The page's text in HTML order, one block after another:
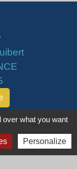
over what you want
Personalize